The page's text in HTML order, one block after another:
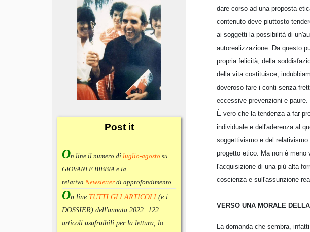
Postit
On line il numero di luglio-agosto su
GIOVANI E BIBBIA e la
relativa Newsletter di approfondimento.
On line TUTTI GLI ARTICOLI (e i
DOSSIER) dell'annata 2022: 122
articoli usufruibili per la lettura, lo
dare corso ad una proposta
contenuto deve piuttosto
ai soggetti la possibilità di
autorealizzazione. Da questo
propria felicità, della
della vita costituisce,
doveroso fare i conti senza
eccessive prevenzioni e paure.
È vero che la tendenza a far
individuale e dell'aderenza al
soggettivismo e del
progetto etico. Ma non è
l'acquisizione di una più alta
coscienza e sull'assunzione
VERSO UNA MORALE
La domanda che sembra,